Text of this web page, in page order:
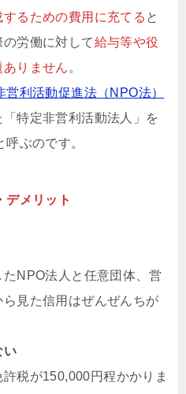
るための費用に充てる と
労働に対して給与等や役
りません 。
営利活動促進法（NPO法）
特定非営利活動法人」を
ぶのです。
デメリット
NPO法人と任意団体、営
見た信用はぜんぜんちが
い
税が150,000円程かかりま